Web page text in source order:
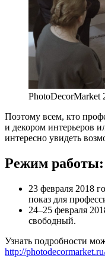
PhotoDecorMarket
Поэтому всем, кто
и декором интерьеров
интересно увидеть
Режим работы:
23 февраля 2018
показ для
24–25 февраля
свободный.
Узнать подробности
http://